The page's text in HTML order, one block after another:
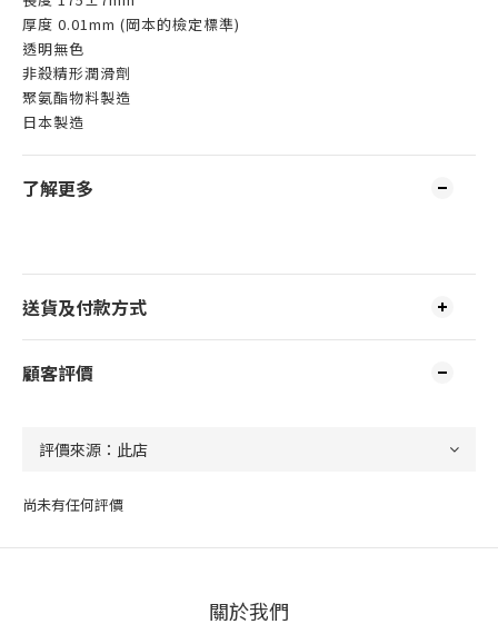
厚度 0.01mm (岡本的檢定標準)
透明無色
非殺精形潤滑劑
聚氨酯物料製造
日本製造
了解更多
送貨及付款方式
顧客評價
尚未有任何評價
關於我們